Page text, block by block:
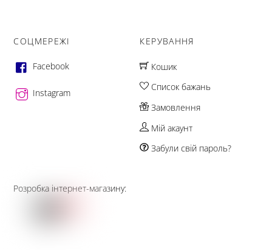
СОЦМЕРЕЖІ
Facebook
Instagram
КЕРУВАННЯ
Кошик
Список бажань
Замовлення
Мій акаунт
Забули свій пароль?
Розробка інтернет-магазину: